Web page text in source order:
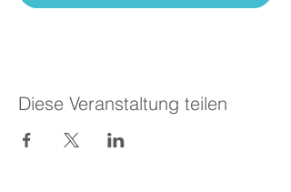
Diese Veranstaltung teilen